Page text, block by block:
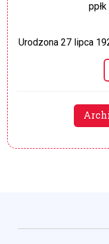
Urodzona 27 lipca